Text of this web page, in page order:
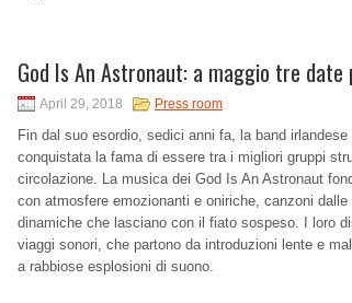
God Is An Astronaut: a maggio tre
April 29, 2018 Press room
Fin dal suo esordio, sedici anni fa, la band irlandese
conquistata la fama di essere tra i migliori gruppi
circolazione. La musica dei God Is An Astronaut
con atmosfere emozionanti e oniriche, canzoni
dinamiche che lasciano con il fiato sospeso. I loro
viaggi sonori, che partono da introduzioni lente e
a rabbiose esplosioni di suono.